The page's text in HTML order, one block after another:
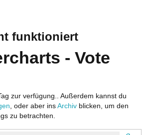
funktioniert
- Vote
zur verfügung.. Außerdem kannst du
, oder aber ins Archiv blicken, um den
zu betrachten.